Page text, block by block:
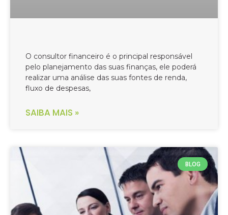
O consultor financeiro é o principal responsável
pelo planejamento das suas finanças, ele poderá
realizar uma análise das suas fontes de renda,
fluxo de despesas,
SAIBA MAIS »
BLOG